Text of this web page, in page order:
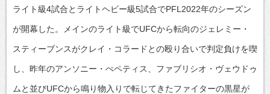
ライト級4試合とライトヘビー級5試合でPFL2022年のシーズン
が開幕した。メインのライト級でUFCから転向のジェレミー・
スティーブンスがクレイ・コラードとの殴り合いで判定負けを喫
し、昨年のアンソニー・ぺペティス、ファブリシオ・ヴェウドゥ
ムと並びUFCから鳴り物入りで転じてきたファイターの黒星が